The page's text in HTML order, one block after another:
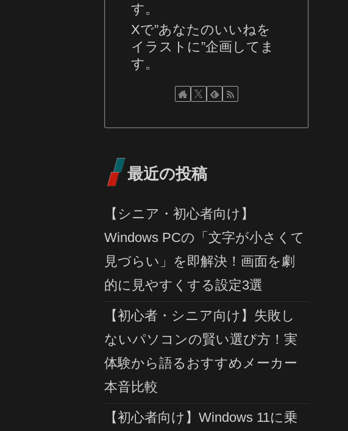
す。
Xで”あなたのいいねを
イラストに”企画してま
す。
最近の投稿
【シニア・初心者向け】
Windows PCの「文字が小さくて
見づらい」を即解決！画面を劇
的に見やすくする設定3選
【初心者・シニア向け】失敗し
ないパソコンの賢い選び方！実
体験から語るおすすめメーカー
本音比較
【初心者向け】Windows 11に乗